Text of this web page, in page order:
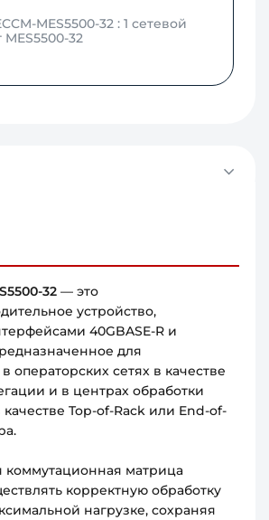
MES5500-32 : 1 сетевой
32
32 — это
устройство,
40GBASE-R и
для
операторских сетях в качестве
и в центрах обработки
Top-of-Rack или End-of-
коммутационная матрица
корректную обработку
нагрузке, сохраняя